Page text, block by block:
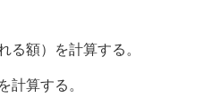
る額）を計算する。
計算する。